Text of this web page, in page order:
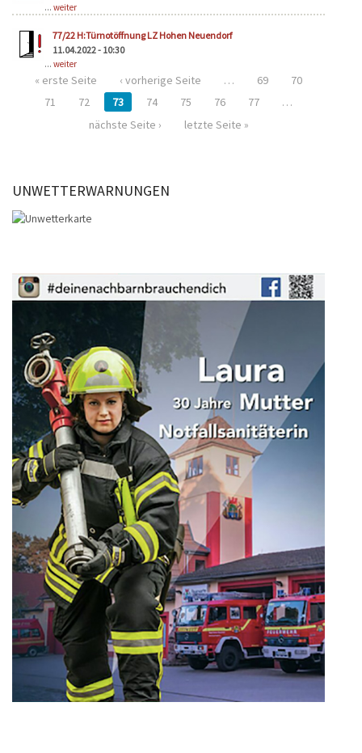
... weiter
77/22 H:Türnotöffnung LZ Hohen Neuendorf
11.04.2022 - 10:30
... weiter
« erste Seite ‹ vorherige Seite … 69
70
71
72 73 74 75 76 77
…
nächste Seite ›
letzte Seite »
UNWETTERWARNUNGEN